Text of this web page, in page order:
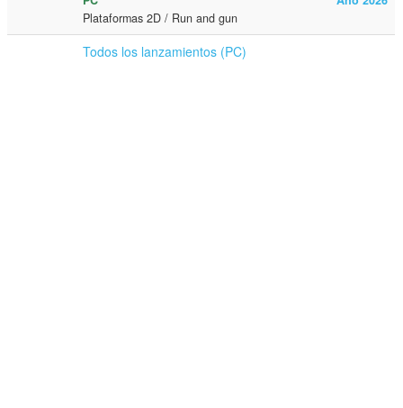
Plataformas 2D / Run and gun
Todos los lanzamientos (PC)